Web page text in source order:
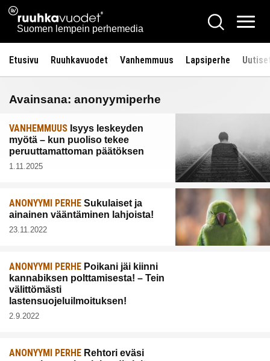
Siirry
sisältöön
Ruuhkavuodet.fi
Suomen lempein perhemedia
Hae
Etusivu Ruuhkavuodet Vanhemmuus Lapsiperhe
Avainsana: anonyymiperhe
VANHEMMUUS Isyys leskeyden
myötä – kun puoliso tekee
peruuttamattoman päätöksen
1.11.2025
ANONYYMI PERHE Sukulaiset ja
ainainen vääntäminen lahjoista!
23.11.2022
ANONYYMI PERHE Poikani jäi kiinni
kannabiksen polttamisesta! – Tein
välittömästi
lastensuojeluilmoituksen!
2.9.2022
ANONYYMI PERHE Rehtori eväsi